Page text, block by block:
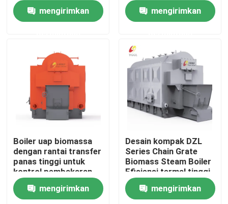
Produk
Video
Tentang kami
Tur Pabrik
mengirimkan
mengirimkan
Boiler uap biomassa
dengan rantai transfer
panas tinggi untuk
kontrol pembakaran
mengirimkan
Desain kompak DZL
Series Chain Grate
Biomass Steam Boiler
Efisiensi termal tinggi
mengirimkan